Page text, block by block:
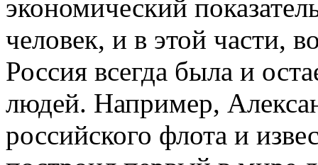
экономический
человек, и в этой части,
Россия всегда была и
людей. Например,
российского флота и